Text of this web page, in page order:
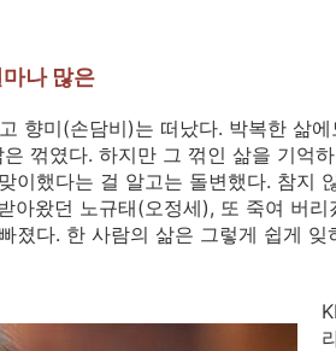
마나 많은
향미(손담비)는 떠났다. 박복한 삶
꺾였다. 하지만 그 꺾인 삶을 기억
이했다는 걸 알고는 돌변했다. 참지
아왔던 노규태(오정세), 또 죽여 버
졌다. 한 사람의 삶은 그렇게 쉽게